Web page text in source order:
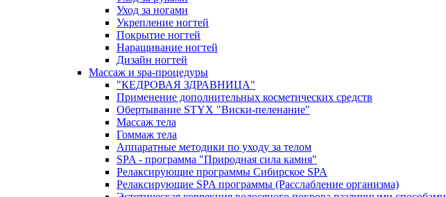
Уход за ногами
Укрепление ногтей
Покрытие ногтей
Наращивание ногтей
Дизайн ногтей
Массаж и spa-процедуры
"КЕДРОВАЯ ЗДРАВНИЦА"
Применение дополнительных косметических средств
Обертывание STYX "Виски-пеленание"
Массаж тела
Гоммаж тела
Аппаратные методики по уходу за телом
SPA - программа "Природная сила камня"
Релаксирующие программы Сибирское SPA
Релаксирующие SPA программы (Расслабление организма)